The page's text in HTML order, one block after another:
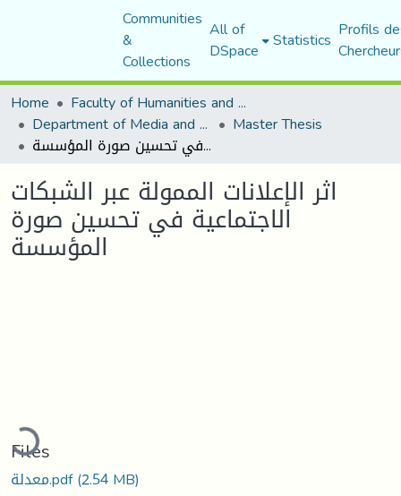
Communities
&
Collections
All of
DSpace Statistics Profils
Home
Faculty of Humanities and Social Sciences
Department of Media and Communication Studies Master Thesis
اثر الإعلانات الممولة عبر الشبكات الاجتماعية في تحسين صورة المؤسسة
اثر الإعلانات الممولة عبر الشبكات
الاجتماعية في تحسين صورة
المؤسسة
Files
معدلة.pdf(2.54 MB)